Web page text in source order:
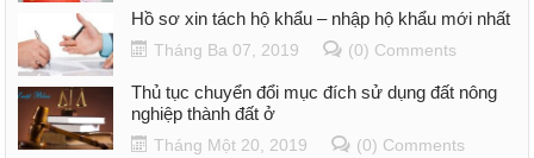
Hồ sơ xin tách hộ khẩu – nhập hộ khẩu mới nhất
Tháng Ba 07, 2019 (0) Comments
Thủ tục chuyển đổi mục đích sử dụng đất nông
nghiệp thành đất ở
Tháng Một 20, 2019 (0) Comments